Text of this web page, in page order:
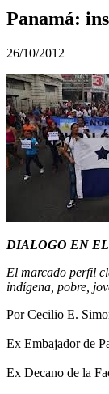
Panamá:
26/10/2012
DIALOGO EN
El marcado perfil
indígena, pobre,
Por Cecilio E.
Ex Embajador de
Ex Decano de la